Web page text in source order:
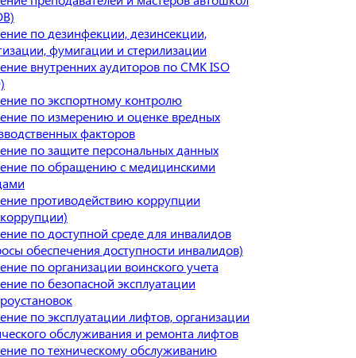
по дезинфекции, дезинсекции,
фумигации и стерилизации
внутренних аудиторов по СМК ISO
по экспортному контролю
по измерению и оценке вредных
факторов
по защите персональных данных
по обращению с медицинскими
противодействию коррупции
по доступной среде для инвалидов
обеспечения доступности инвалидов)
по организации воинского учета
по безопасной эксплуатации
по эксплуатации лифтов, организации
обслуживания и ремонта лифтов
по техническому обслуживанию